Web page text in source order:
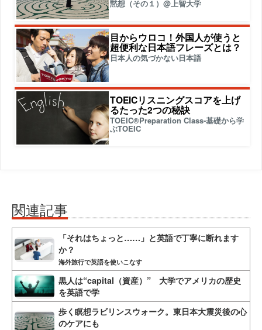
黙想（その１）@上智大学
目からウロコ！外国人が使うと
超便利な日本語フレーズとは？
日本人の気づかない日本語
TOEICリスニングスコアを上げ
るたった2つの秘訣
TOEIC®Preparation Class-基礎から学
ぶTOEIC
関連記事
「それはちょっと……」と英語で丁寧に断れます
か？
海外旅行で英語を使いこなす
黒人は“capital（資産）” 大学でアメリカの歴史
を英語で学
歩く瞑想ラビリンスウォーク。東日本大震災後の心
のケアにも